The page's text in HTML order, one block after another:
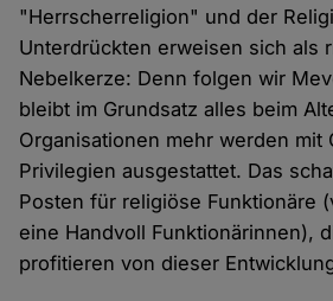
"Herrscherreligion" und der
Unterdrückten erweisen sich als
Nebelkerze: Denn folgen wir
bleibt im Grundsatz alles beim
Organisationen mehr werden mit
Privilegien ausgestattet. Das
Posten für religiöse Funktionäre
eine Handvoll Funktionärinnen),
profitieren von dieser